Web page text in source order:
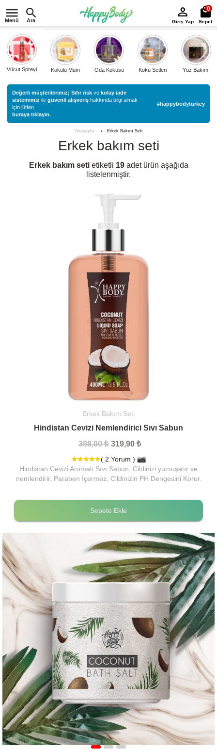
Menü Ara Giriş Yap
0
Sepet
Vücut Spreyi Kokulu Mum Oda Kokusu Koku Setleri Yüz Bakımı
Değerli müşterilerimiz; Sıfır risk ve kolay iade
sistemimiz ile güvenli alışveriş hakkında bilgi almak
için lütfen
buraya tıklayın.
#happybodyturkey
Anasayfa Erkek Bakım Seti
Erkek bakım seti
Erkek bakım setietiketli 19adet ürün aşağıda
listelenmiştir.
Erkek Bakım Seti
Hindistan Cevizi Nemlendirici Sıvı Sabun
398,00 ₺ 319,90 ₺
( 2 Yorum )
Hindistan Cevizi Aromalı Sıvı Sabun. Cildinizi yumuşatır ve
nemlendirir. Paraben İçermez, Cildinizin PH Dengesini Korur.
Sepete Ekle